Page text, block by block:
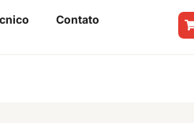
Contato